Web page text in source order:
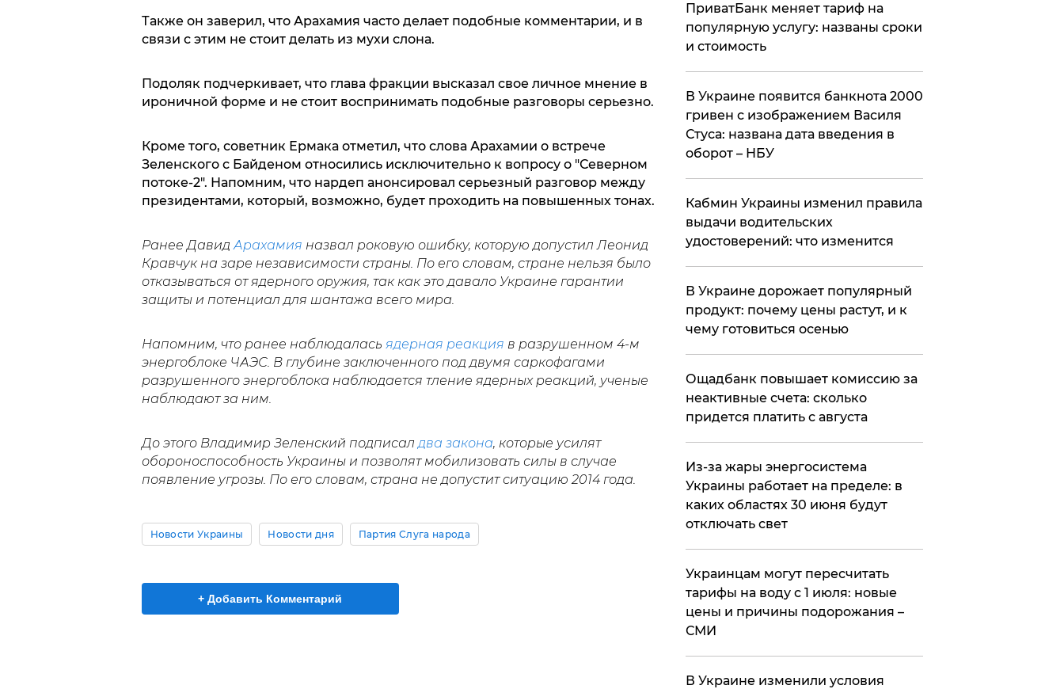
Также он заверил, что Арахамия часто делает подобные комментарии, и в
связи с этим не стоит делать из мухи слона.
Подоляк подчеркивает, что глава фракции высказал свое личное мнение в
ироничной форме и не стоит воспринимать подобные разговоры серьезно.
Кроме того, советник Ермака отметил, что слова Арахамии о встрече
Зеленского с Байденом относились исключительно к вопросу о "Северном
потоке-2". Напомним, что нардеп анонсировал серьезный разговор между
президентами, который, возможно, будет проходить на повышенных тонах.
Ранее ДавидАрахамия назвал роковую ошибку, которую допустил Леонид
Кравчук на заре независимости страны. По его словам, стране нельзя было
отказываться от ядерного оружия, так как это давало Украине гарантии
защиты и потенциал для шантажа всего мира.
Напомним, что ранее наблюдалась ядерная реакция в разрушенном 4-м
энергоблоке ЧАЭС. В глубине заключенного под двумя саркофагами
разрушенного энергоблока наблюдается тление ядерных реакций, ученые
наблюдают за ним.
До этого Владимир Зеленский подписалдва закона, которые усилят
обороноспособность Украины и позволят мобилизовать силы в случае
появление угрозы. По его словам, страна не допустит ситуацию 2014 года.
Новости Украины Новости дня Партия Слуга народа
+ Добавить Комментарий
ПриватБанк меняет тариф на
популярную услугу: названы сроки
и стоимость
В Украине появится банкнота 2000
гривен с изображением Василя
Стуса: названа дата введения в
оборот – НБУ
Кабмин Украины изменил правила
выдачи водительских
удостоверений: что изменится
В Украине дорожает популярный
продукт: почему цены растут, и к
чему готовиться осенью
​Ощадбанк повышает комиссию за
неактивные счета: сколько
придется платить с августа
Из-за жары энергосистема
Украины работает на пределе: в
каких областях 30 июня будут
отключать свет
Украинцам могут пересчитать
тарифы на воду с 1 июля: новые
цены и причины подорожания –
СМИ
В Украине изменили условия